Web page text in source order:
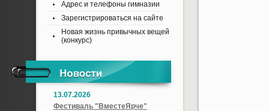
Адрес и телефоны гимназии
Зарегистрироваться на сайте
Новая жизнь привычных вещей
(конкурс)
13.07.2026
Фестиваль "ВместеЯрче"